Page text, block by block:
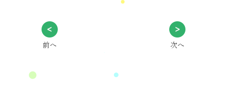
前へ 次へ